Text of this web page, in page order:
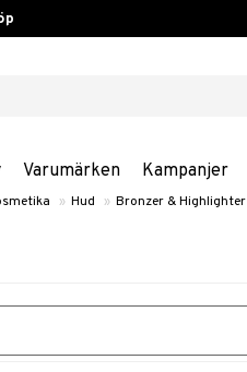
Varumärken Kampanjer
» Hud » Bronzer & Highlighter